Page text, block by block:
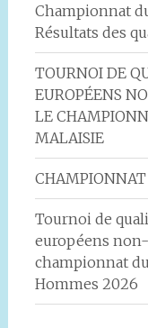
Championnat
Résultats des
TOURNOI DE
EUROPÉENS
LE
MALAISIE
CHAMPIONNAT
Tournoi de
européens
championnat
Hommes 2026